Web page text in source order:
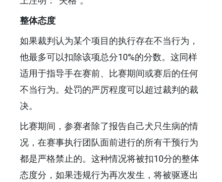
整体态度
如果裁判认为某个项目的执行存在不当行为，
他最多可以扣除该项总分10%的分数。这同样
适用于指导手在赛前、比赛期间或赛后的任何
不当行为。处罚的严厉程度可以超过裁判的裁
决。
比赛期间，参赛者除了报告自己犬只生病的情
况，在赛事执行团队面前进行的所有干预行为
都是严格禁止的。这种情况将被扣10分的整体
态度分，如果违规行为再次发生，将被驱逐出